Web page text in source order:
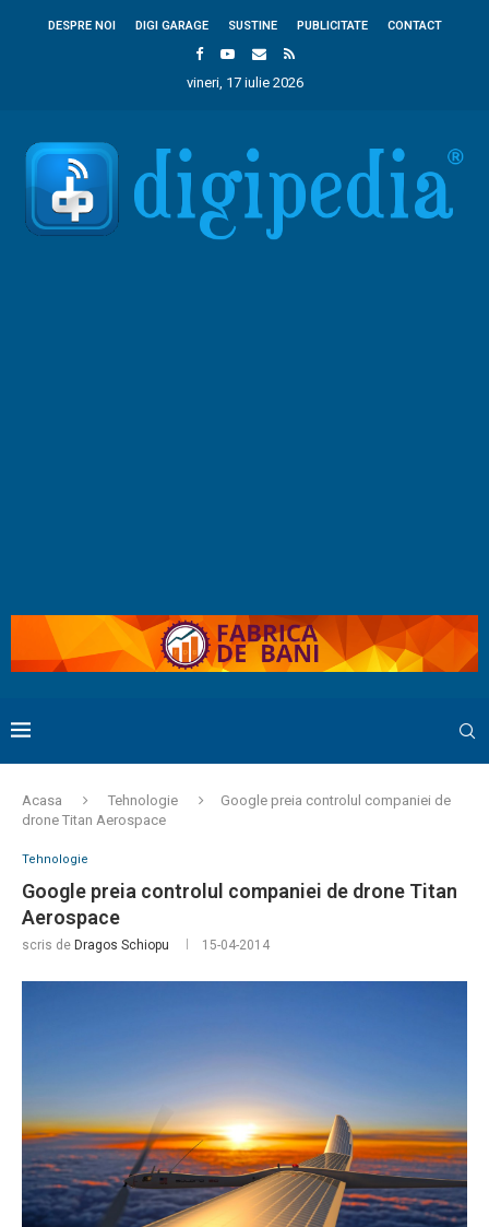
DESPRE NOI DIGI GARAGE SUSTINE PUBLICITATE CONTACT
vineri, 17 iulie 2026
Acasa Tehnologie
Google preia controlul companiei de
drone Titan Aerospace
Tehnologie
Google preia controlul companiei de drone Titan
Aerospace
scris de Dragos Schiopu 15-04-2014